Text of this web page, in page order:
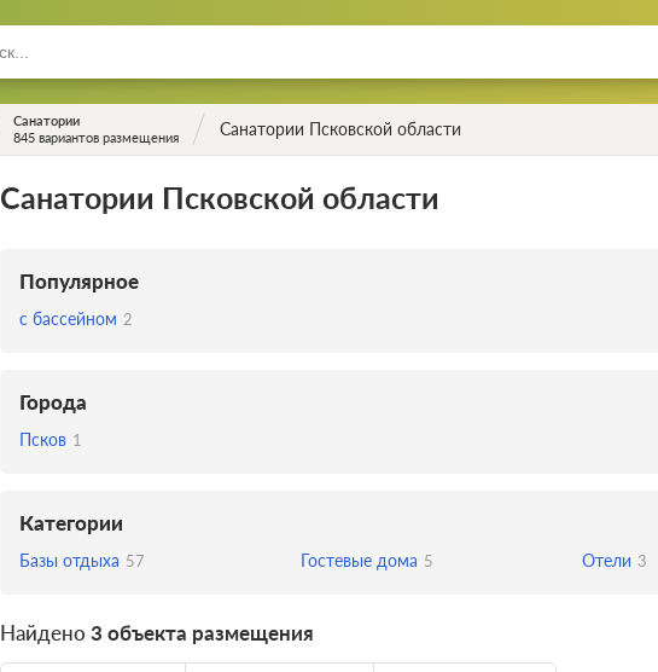
Санатории
845 вариантов размещения
Санатории Псковской области
Санатории Псковской области
Популярное
с бассейном 2
Города
Псков 1
Категории
Базы отдыха 57 Гостевые дома 5 Отели 3
Найдено 3 объекта размещения